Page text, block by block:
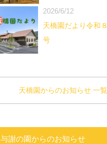
2026/6/12
天橋園だより令和
号
天橋園からのお知らせ 一覧
与謝の園からのお知らせ